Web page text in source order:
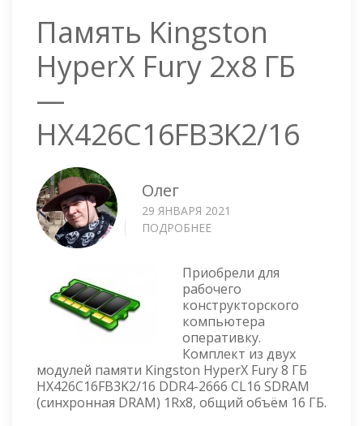
Память Kingston
HyperX Fury 2x8 ГБ
—
HX426C16FB3K2/16
Олег
29 ЯНВАРЯ 2021
ПОДРОБНЕЕ
HYPERX
FURY
2X8
ГБ
—
HX426C16FB3K2/16
Приобрели для
рабочего
конструкторского
компьютера
оперативку.
Комплект из двух
модулей памяти Kingston HyperX Fury 8 ГБ
HX426C16FB3K2/16 DDR4-2666 CL16 SDRAM
(синхронная DRAM) 1Rx8, общий объём 16 ГБ.